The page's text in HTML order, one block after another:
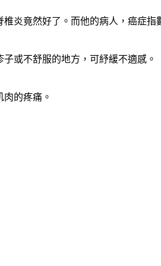
炎竟然好了。而他的病人，癌症指
或不舒服的地方，可紓緩不適感。
的疼痛。